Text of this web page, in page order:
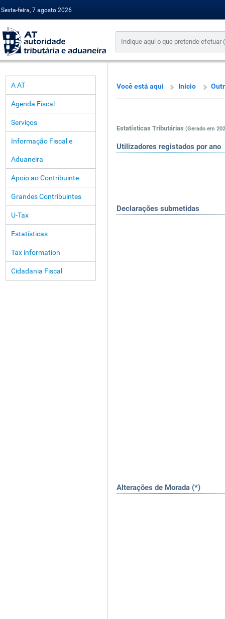
Sexta-feira, 7 agosto 2026
A AT
Agenda Fiscal
Serviços
Informação Fiscal e
Aduaneira
Apoio ao Contribuinte
Grandes Contribuintes
U-Tax
Estatísticas
Tax information
Cidadania Fiscal
Você está aqui Início
Estatísticas Tributárias (Gerado em
Utilizadores registados por ano
Declarações submetidas
Alterações de Morada (*)